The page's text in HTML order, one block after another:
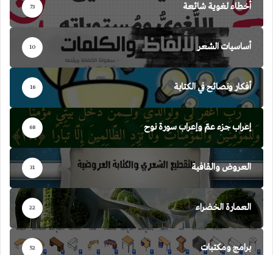
أخطاء لغوية شائعة 73
أساسيات الشعر 10
أفكار ونصائح في الكتابة 16
إعراب جزء عمّ وإعراب سورة نوح 68
العروض والقافية 31
العمارة الخضراء 22
برامج ومكتبات 52